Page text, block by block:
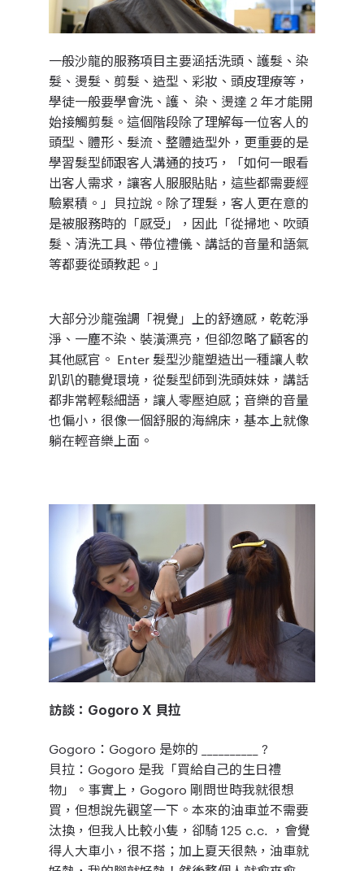
一般沙龍的服務項目主要涵括洗頭、護髮、染
髮、燙髮、剪髮、造型、彩妝、頭皮理療等，
學徒一般要學會洗、護、 染、燙達 2 年才能開
始接觸剪髮。這個階段除了理解每一位客人的
頭型、體形、髮流、整體造型外，更重要的是
學習髮型師跟客人溝通的技巧，「如何一眼看
出客人需求，讓客人服服貼貼，這些都需要經
驗累積。」貝拉說。除了理髮，客人更在意的
是被服務時的「感受 」，因此「從掃地、吹頭
髮、清洗工具、帶位禮儀、講話的音量和語氣
等都要從頭教起。」
大部分沙龍強調「視覺」上的舒適感，乾乾淨
淨、一塵不染、裝潢漂亮，但卻忽略了顧客的
其他感官。 Enter 髮型沙龍塑造出一種讓人軟
趴趴的聽覺環境， 從髮型師到洗頭妹妹，講話
都非常輕鬆細語，讓人零壓迫感；音樂的音量
也偏小，很像一個舒服的海綿床，基本上就像
躺在輕音樂上面 。
訪談： Gogoro X 貝拉
Gogoro： Gogoro 是妳的 __________ ?
貝拉： Gogoro 是我「買給自己的生日禮
物」。事實上，Gogoro 剛問世時我就很想
買，但想說先觀望一下。本來的油車並不需要
汰換，但我人比較小隻，卻騎 125 c.c. ，會覺
得人大車小，很不搭；加上夏天很熱，油車就